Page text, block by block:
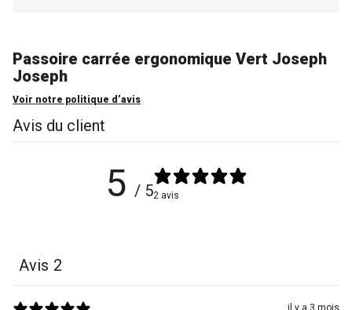
Passoire carrée ergonomique Vert Joseph
Joseph
Voir notre politique d’avis
Avis du client
5 / 52 avis
Avis 2
il y a 3 mois